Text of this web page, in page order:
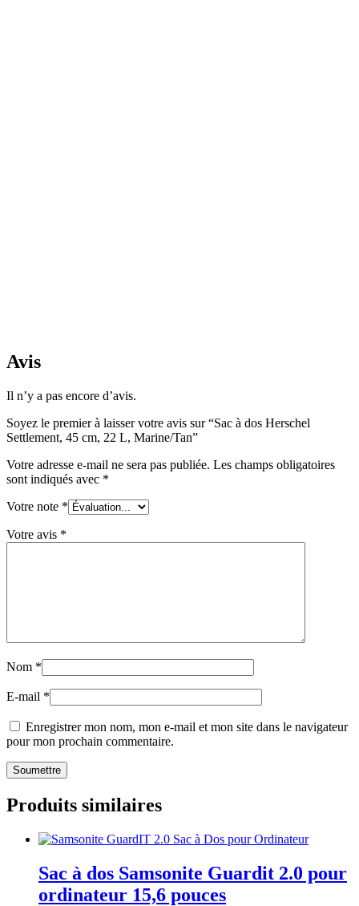
Avis
Il n’y a pas encore d’avis.
Soyez le premier à laisser votre avis sur “Sac à dos Herschel
Settlement, 45 cm, 22 L, Marine/Tan”
Votre adresse e-mail ne sera pas publiée. Les champs obligatoires
sont indiqués avec *
Votre note *
Votre avis *
Nom *
E-mail *
Enregistrer mon nom, mon e-mail et mon site dans le navigateur
pour mon prochain commentaire.
Produits similaires
Sac à dos Samsonite Guardit 2.0 pour
ordinateur 15,6 pouces